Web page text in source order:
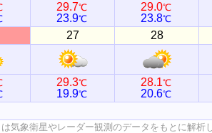
29.7℃
23.9℃
29.0℃
23.8℃
27 28
29.3℃
19.9℃
28.1℃
20.6℃
は気象衛星やレーダー観測のデータをもとに解